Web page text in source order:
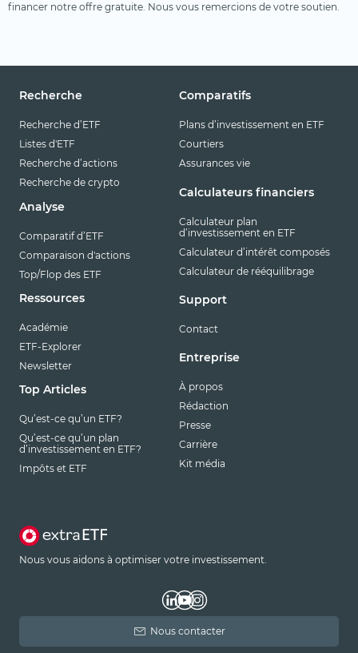
financer notre offre gratuite. Nous vous remercions de votre soutien.
Recherche
Recherche d’ETF
Listes d'ETF
Recherche d’actions
Recherche de crypto
Analyse
Comparatif d’ETF
Comparaison d'actions
Top/Flop des ETF
Ressources
Académie
ETF-Explorer
Newsletter
Top Articles
Qu’est-ce qu’un ETF?
Qu’est-ce qu’un plan
d’investissement en ETF?
Impôts et ETF
Comparatifs
Plans d’investissement en ETF
Courtiers
Assurances vie
Calculateurs financiers
Calculateur plan
d’investissement en ETF
Calculateur d’intérêt composés
Calculateur de rééquilibrage
Support
Contact
Entreprise
À propos
Rédaction
Presse
Carrière
Kit média
Nous vous aidons à optimiser votre investissement.
Nous contacter